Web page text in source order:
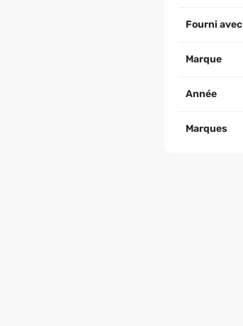
Fourni avec
Marque
Année
Marques